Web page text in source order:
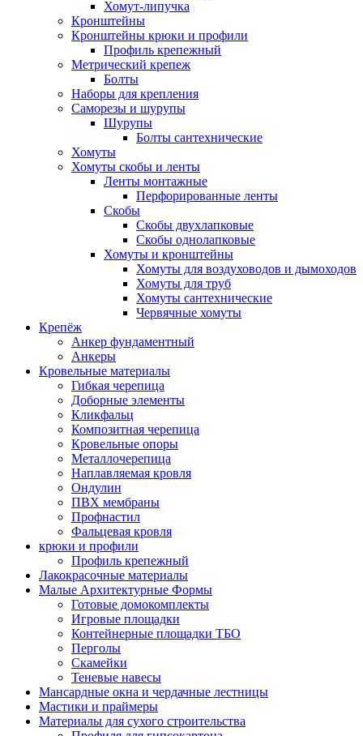
Хомут-липучка
Кронштейны
Кронштейны крюки и профили
Профиль крепежный
Метрический крепеж
Болты
Наборы для крепления
Саморезы и шурупы
Шурупы
Болты сантехнические
Хомуты
Хомуты скобы и ленты
Ленты монтажные
Перфорированные ленты
Скобы
Скобы двухлапковые
Скобы однолапковые
Хомуты и кронштейны
Хомуты для воздуховодов и дымоходов
Хомуты для труб
Хомуты сантехнические
Червячные хомуты
Крепёж
Анкер фундаментный
Анкеры
Кровельные материалы
Гибкая черепица
Доборные элементы
Кликфальц
Композитная черепица
Кровельные опоры
Металлочерепица
Наплавляемая кровля
Ондулин
ПВХ мембраны
Профнастил
Фальцевая кровля
крюки и профили
Профиль крепежный
Лакокрасочные материалы
Малые Архитектурные Формы
Готовые домокомплекты
Игровые площадки
Контейнерные площадки ТБО
Перголы
Скамейки
Теневые навесы
Мансардные окна и чердачные лестницы
Мастики и праймеры
Материалы для сухого строительства